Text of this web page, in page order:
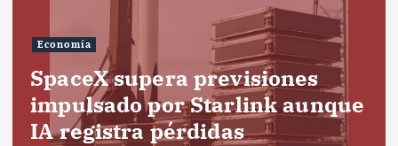
Economía
SpaceX supera previsiones
impulsado por Starlink aunque
IA registra pérdidas